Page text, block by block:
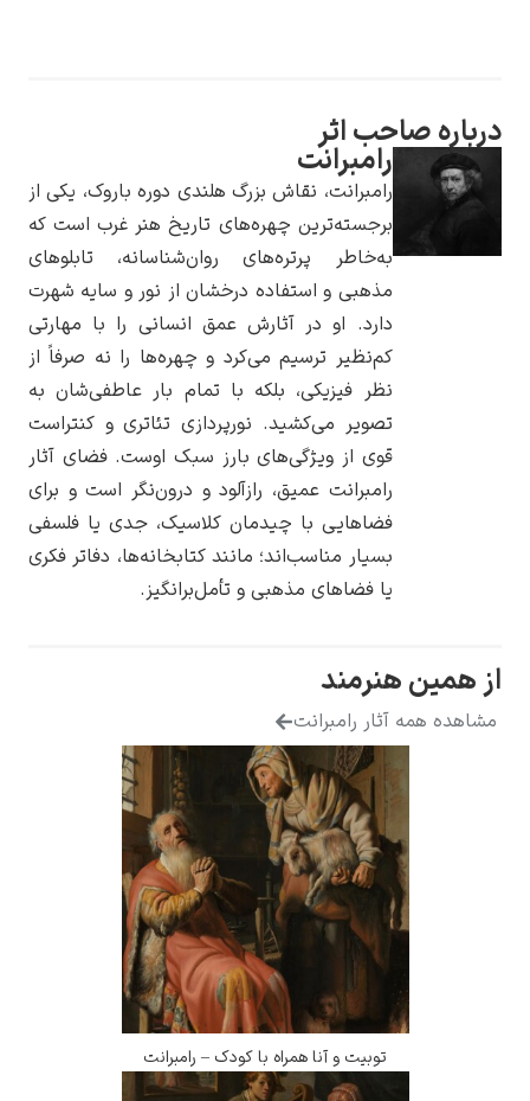
یوهانس فرمیر
پرفروش‌ترین
تابلوها
درباره صاحب اثر
رامبرانت
رامبرانت، نقاش بزرگ هلندی دوره باروک، یکی از
برجسته‌ترین چهره‌های تاریخ هنر غرب است که
به‌خاطر پرتره‌های روان‌شناسانه، تابلوهای
مذهبی و استفاده درخشان از نور و سایه شهرت
دارد. او در آثارش عمق انسانی را با مهارتی
کم‌نظیر ترسیم می‌کرد و چهره‌ها را نه صرفاً از
نظر فیزیکی، بلکه با تمام بار عاطفی‌شان به
تصویر می‌کشید. نورپردازی تئاتری و کنتراست
قوی از ویژگی‌های بارز سبک اوست. فضای آثار
رامبرانت عمیق، رازآلود و درون‌نگر است و برای
فضاهایی با چیدمان کلاسیک، جدی یا فلسفی
بسیار مناسب‌اند؛ مانند کتابخانه‌ها، دفاتر فکری
یا فضاهای مذهبی و تأمل‌برانگیز.
از همین هنرمند
مشاهده همه آثار رامبرانت
توبیت و آنا همراه با کودک – رامبرانت